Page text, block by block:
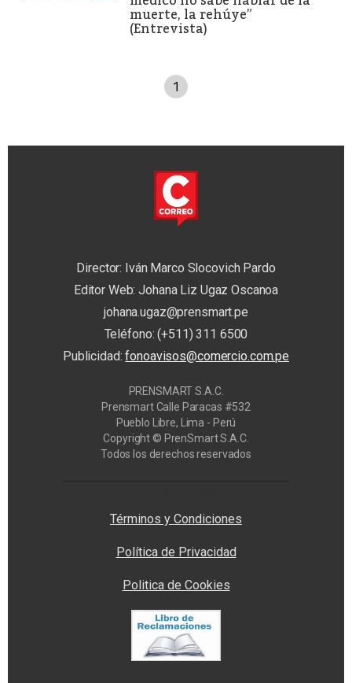
muerte, la rehúye”
(Entrevista)
1
Director: Iván Marco Slocovich Pardo
Editor Web: Johana Liz Ugaz Oscanoa
johana.ugaz@prensmart.pe
Teléfono: (+511) 311 6500
Publicidad:fonoavisos@comercio.com.pe
PRENSMART S.A.C.
Prensmart Calle Paracas #532
Pueblo Libre, Lima - Perú
Copyright © PrenSmart S.A.C.
Todos los derechos reservados
Términos y Condiciones
Política de Privacidad
Politica de Cookies